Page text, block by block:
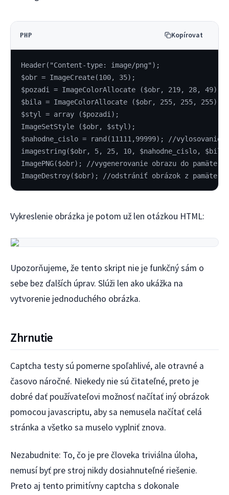
PHP Kopírovat
Header("Content-type: image/png");
$obr = ImageCreate(100, 35);
$pozadi = ImageColorAllocate ($obr, 219, 28,
$bila = ImageColorAllocate ($obr, 255, 255,
$styl = array ($pozadi);
ImageSetStyle ($obr, $styl);
$nahodne_cislo = rand(11111,99999); //vylosovanie
imagestring($obr, 5, 25, 10, $nahodne_cislo,
ImagePNG($obr); //vygenerovanie obrazu do pamäte
ImageDestroy($obr); //odstrániť obrázok z pamäte
Vykreslenie obrázka je potom už len otázkou HTML:
Upozorňujeme, že tento skript nie je funkčný sám o
sebe bez ďalších úprav. Slúži len ako ukážka na
vytvorenie jednoduchého obrázka.
Zhrnutie
Captcha testy sú pomerne spoľahlivé, ale otravné a
časovo náročné. Niekedy nie sú čitateľné, preto je
dobré dať používateľovi možnosť načítať iný obrázok
pomocou javascriptu, aby sa nemusela načítať celá
stránka a všetko sa muselo vyplniť znova.
Nezabudnite: To, čo je pre človeka triviálna úloha,
nemusí byť pre stroj nikdy dosiahnuteľné riešenie.
Preto aj tento primitívny captcha s dokonale